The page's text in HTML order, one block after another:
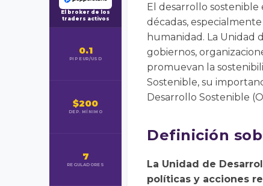
El broker de los
traders activos
0.1
PIP EUR/USD
$200
DEP. MÍNIMO
7
REGULADORES
El desarrollo
décadas,
humanidad. La Unidad
gobiernos,
promuevan la
Sostenible, su
Desarrollo Sostenible
Definición
La Unidad de
políticas y acciones